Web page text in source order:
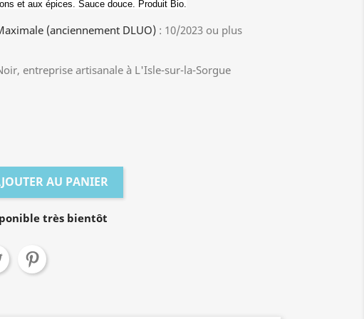
et aux épices. Sauce douce. Produit Bio.
(anciennement DLUO) : 10/2023 ou plus
entreprise artisanale à L'Isle-sur-la-Sorgue
AU PANIER
très bientôt